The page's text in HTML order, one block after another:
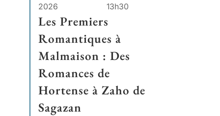
2026
13h30
Les Premiers
Romantiques à
Malmaison : Des
Romances de
Hortense à Zaho de
Sagazan